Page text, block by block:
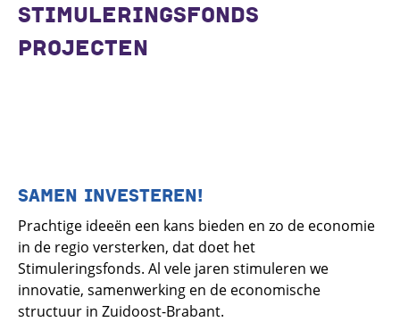
STIMULERINGSFONDS
PROJECTEN
SAMEN INVESTEREN!
Prachtige ideeën een kans bieden en zo de economie
in de regio versterken, dat doet het
Stimuleringsfonds. Al vele jaren stimuleren we
innovatie, samenwerking en de economische
structuur in Zuidoost-Brabant.